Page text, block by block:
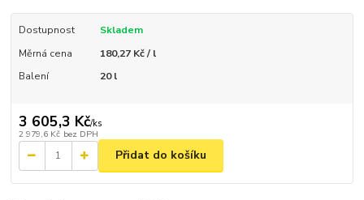
Dostupnost
Skladem
Měrná cena
180,27 Kč / l
Balení
20 l
3 605,3 Kč/ks
2 979,6 Kč bez DPH
Přidat do košíku